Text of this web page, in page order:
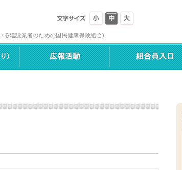
る建設業者のための国民健康保険組合)